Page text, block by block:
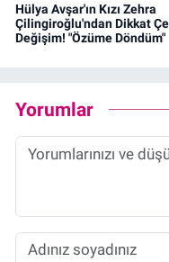
Hülya Avşar'ın Kızı Zehra
Çilingiroğlu'ndan Dikkat
Değişim! "Özüme Döndüm"
Yorumlar